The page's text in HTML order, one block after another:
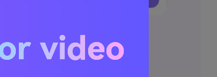
video